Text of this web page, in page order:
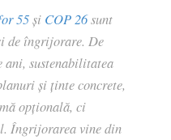
55și COP 26sunt
de îngrijorare. De
ani, sustenabilitatea
și ținte concrete,
opțională, ci
Îngrijorarea vine din